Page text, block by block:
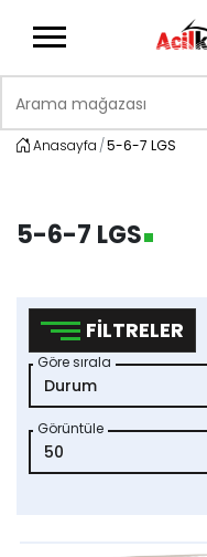
Anasayfa 5-6-7 LGS
5-6-7 LGS
FILTRELER
Göre sırala
Görüntüle